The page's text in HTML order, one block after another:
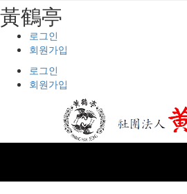
⿈鶴亭
로그인
회원가입
로그인
회원가입